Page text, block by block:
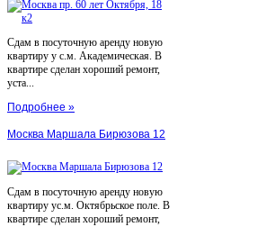
Сдам в посуточную аренду новую
квартиру у с.м. Академическая. В
квартире сделан хороший ремонт,
уста...
Подробнее »
Москва Маршала Бирюзова 12
Сдам в посуточную аренду новую
квартиру ус.м. Октябрьское поле. В
квартире сделан хороший ремонт,